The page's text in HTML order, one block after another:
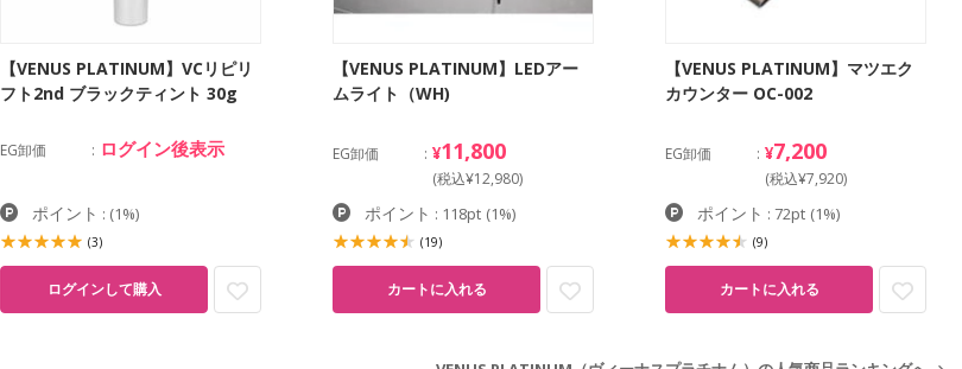
【VENUS PLATINUM】VCリピリ
フト2nd ブラックティント 30g
EG卸価 ログイン後表示
ポイント : (1%)
(3)
ログインして購入
【VENUS PLATINUM】LEDアー
ムライト（WH)
EG卸価 ¥11,800
(税込¥12,980)
ポイント : 118pt (1%)
(19)
カートに入れる
【VENUS PLATINUM】マツエク
カウンター OC-002
EG卸価 ¥7,200
(税込¥7,920)
ポイント : 72pt (1%)
(9)
カートに入れる